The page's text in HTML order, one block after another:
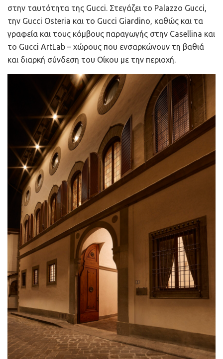
στην ταυτότητα της Gucci. Στεγάζει το Palazzo Gucci,
την Gucci Osteria και το Gucci Giardino, καθώς και τα
γραφεία και τους κόμβους παραγωγής στην Casellina και
το Gucci ArtLab – χώρους που ενσαρκώνουν τη βαθιά
και διαρκή σύνδεση του Οίκου με την περιοχή.